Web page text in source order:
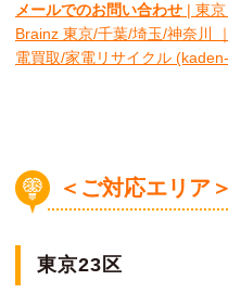
メールでのお問い合わせ | 東
Brainz 東京/千葉/埼玉/神奈川
電買取/家電リサイクル
＜ご対応エリア＞
東京23区